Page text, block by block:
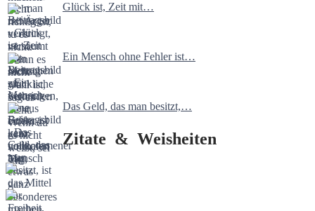
Glück ist, Zeit mit…
Ein Mensch ohne Fehler ist…
Das Geld, das man besitzt,…
Zitate & Weisheiten